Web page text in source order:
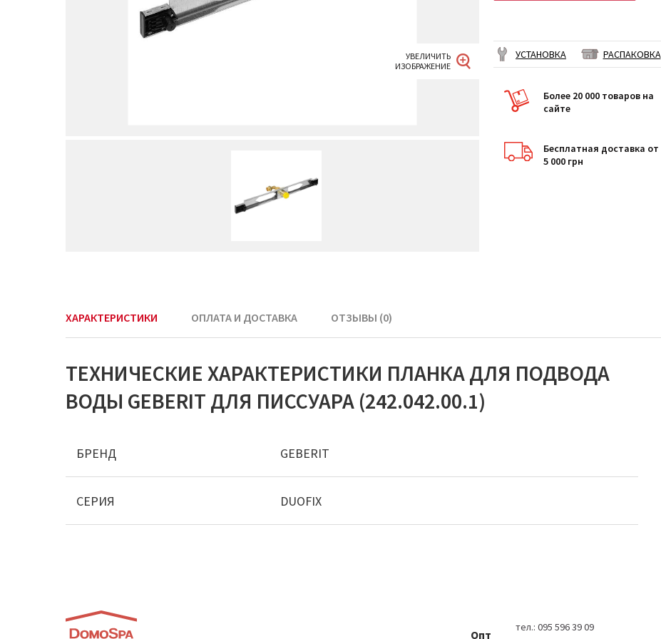
УСТАНОВКА РАСПАКОВКА
Более 20 000 товаров на
сайте
Бесплатная доставка от
5 000 грн
ХАРАКТЕРИСТИКИ ОПЛАТА И ДОСТАВКА ОТЗЫВЫ (0)
ТЕХНИЧЕСКИЕ ХАРАКТЕРИСТИКИ ПЛАНКА ДЛЯ ПОДВОДА
ВОДЫ GEBERIT ДЛЯ ПИССУАРА (242.042.00.1)
БРЕНД GEBERIT
СЕРИЯ DUOFIX
Опт
тел.: 095 596 39 09